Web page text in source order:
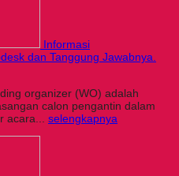
Informasi
dan Tanggung Jawabnya.
organizer (WO) adalah
calon pengantin dalam
acara... selengkapnya